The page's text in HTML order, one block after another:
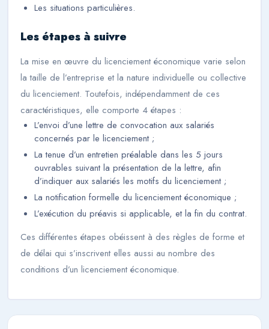
Les situations particulières.
Les étapes à suivre
La mise en œuvre du licenciement économique varie selon
la taille de l’entreprise et la nature individuelle ou collective
du licenciement. Toutefois, indépendamment de ces
caractéristiques, elle comporte 4 étapes :
L’envoi d’une lettre de convocation aux salariés
concernés par le licenciement ;
La tenue d’un entretien préalable dans les 5 jours
ouvrables suivant la présentation de la lettre, afin
d’indiquer aux salariés les motifs du licenciement ;
La notification formelle du licenciement économique ;
L’exécution du préavis si applicable, et la fin du contrat.
Ces différentes étapes obéissent à des règles de forme et
de délai qui s’inscrivent elles aussi au nombre des
conditions d’un licenciement économique.